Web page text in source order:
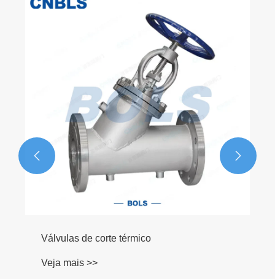
Válvulas globo com flange de aço
 